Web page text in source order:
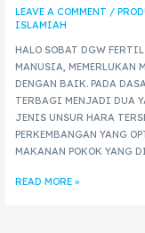
LEAVE A COMMENT /
ISLAMIAH
HALO SOBAT DGW
MANUSIA, MEMERLUKAN
DENGAN BAIK. PADA
TERBAGI MENJADI DUA
JENIS UNSUR HARA
PERKEMBANGAN YANG
MAKANAN POKOK YANG
READ MORE »